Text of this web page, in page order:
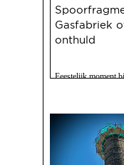
Gasfabriek
onthuld
Feestelijk moment